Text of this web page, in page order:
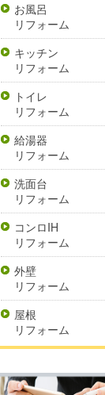
お風呂
リフォーム
キッチン
リフォーム
トイレ
リフォーム
給湯器
リフォーム
洗面台
リフォーム
コンロIH
リフォーム
外壁
リフォーム
屋根
リフォーム